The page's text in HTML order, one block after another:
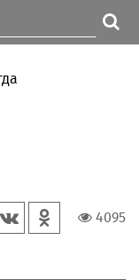
4095